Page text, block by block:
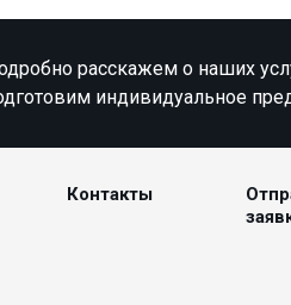
расскажем о наших
индивидуальное
Контакты